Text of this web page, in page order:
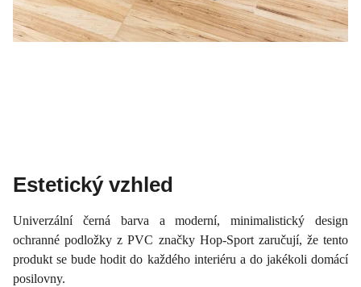
Estetický vzhled
Univerzální černá barva a moderní, minimalistický design
ochranné podložky z PVC značky Hop-Sport zaručují, že tento
produkt se bude hodit do každého interiéru a do jakékoli domácí
posilovny.